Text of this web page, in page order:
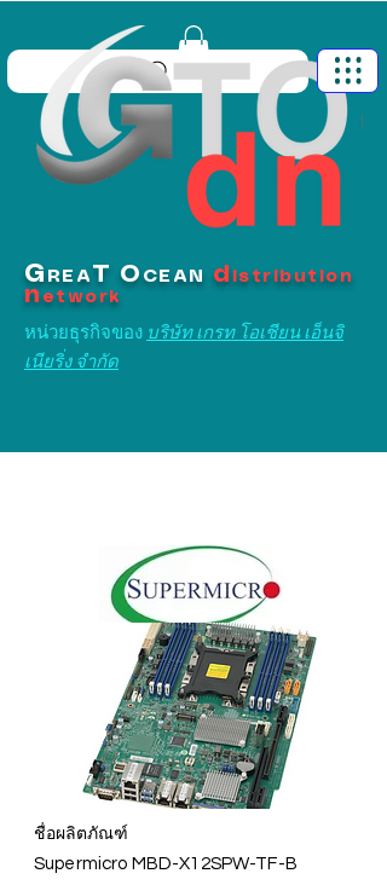
G REA T O CEAN d istribution
n etwork
หน่วยธุรกิจของ บริษัท เกรท โอเชียน เอ็นจิ
เนียริ่ง จำกัด
ชื่อผลิตภัณฑ์
Supermicro MBD-X12SPW-TF-B